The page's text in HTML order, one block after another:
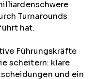
Turnarounds
hat.
Führungskräfte
scheitern: klare
und ein